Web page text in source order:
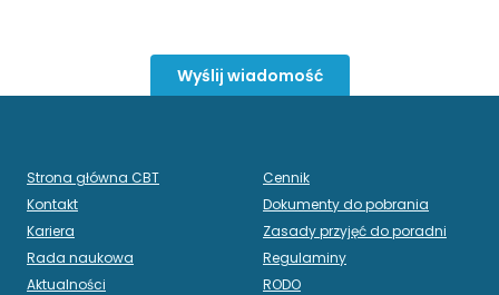
Wyślij wiadomość
Strona główna CBT
Kontakt
Kariera
Rada naukowa
Aktualności
Cennik
Dokumenty do pobrania
Zasady przyjęć do poradni
Regulaminy
RODO